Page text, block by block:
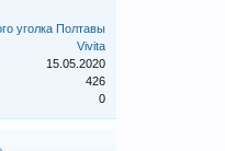
уголка Полтавы
Vivita
15.05.2020
426
0